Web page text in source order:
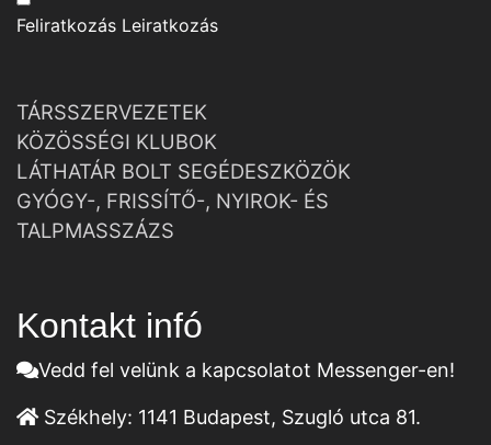
Feliratkozás Leiratkozás
TÁRSSZERVEZETEK
KÖZÖSSÉGI KLUBOK
LÁTHATÁR BOLT SEGÉDESZKÖZÖK
GYÓGY-, FRISSÍTŐ-, NYIROK- ÉS
TALPMASSZÁZS
Kontakt infó
Vedd fel velünk a kapcsolatot Messenger-en!
Székhely: 1141 Budapest, Szugló utca 81.